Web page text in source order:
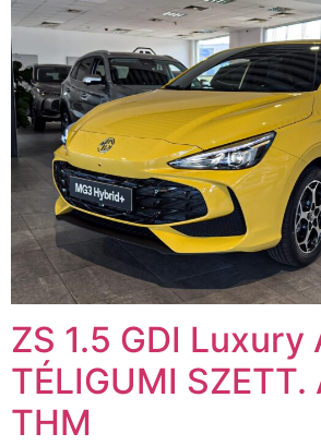
ZS 1.5 GDI Luxury
TÉLIGUMI SZETT.
THM